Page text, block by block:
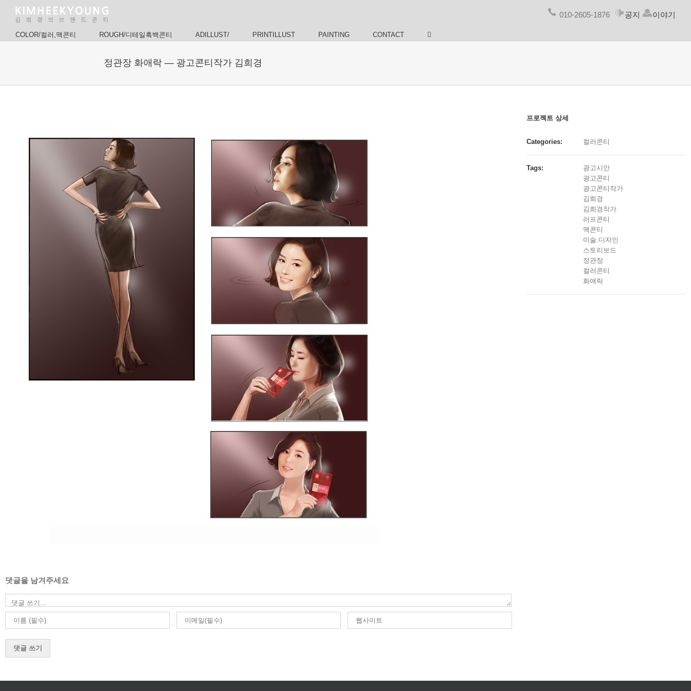
010-2605-1876 공지 이야기
COLOR/컬러,맥콘티 ROUGH/디테일흑백콘티 ADILLUST/ PRINTILLUST PAINTING CONTACT
정관장 화애락 — 광고콘티작가 김희경
프로젝트 상세
Categories: 컬러콘티
Tags:
광고시안
광고콘티
광고콘티작가
김희경
김희경작가
러프콘티
맥콘티
미술.디자인
스토리보드
정관장
컬러콘티
화애락
댓글을 남겨주세요
글